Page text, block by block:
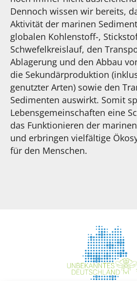
Dennoch wissen wir bereits,
Aktivität der marinen
globalen Kohlenstoff-,
Schwefelkreislauf, den
Ablagerung und den Abbau
die Sekundärproduktion
genutzter Arten) sowie den
Sedimenten auswirkt. Somit
Lebensgemeinschaften eine
das Funktionieren der
und erbringen vielfältige
für den Menschen.